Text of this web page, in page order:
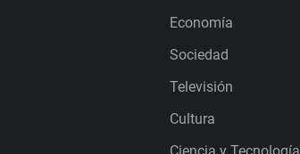
Economía
Sociedad
Televisión
Cultura